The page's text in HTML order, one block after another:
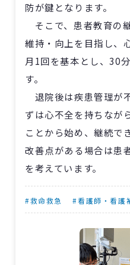
防が鍵となります。
そこで、患者教育の
維持・向上を目指し、
月1回を基本とし、30
す。
退院後は疾患管理が
ずは心不全を持ちなが
ことから始め、継続で
改善点がある場合は患
を考えています。
#救命救急 #看護師・看護